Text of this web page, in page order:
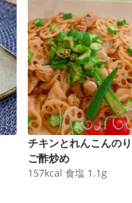
チキンとれんこんの
ご酢炒め
157kcal 食塩 1.1 g